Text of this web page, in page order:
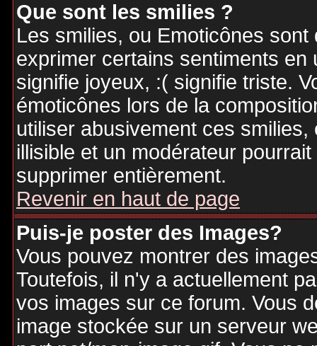
Que sont les smilies ?
Les smilies, ou Emoticônes
exprimer certains sentiments
signifie joyeux, :( signifie triste.
émoticônes lors de la
utiliser abusivement ces
illisible et un modérateur
supprimer entièrement.
Revenir en haut de page
Puis-je poster des Images?
Vous pouvez montrer des
Toutefois, il n'y a actuellement
vos images sur ce forum. Vous
image stockée sur un serveur